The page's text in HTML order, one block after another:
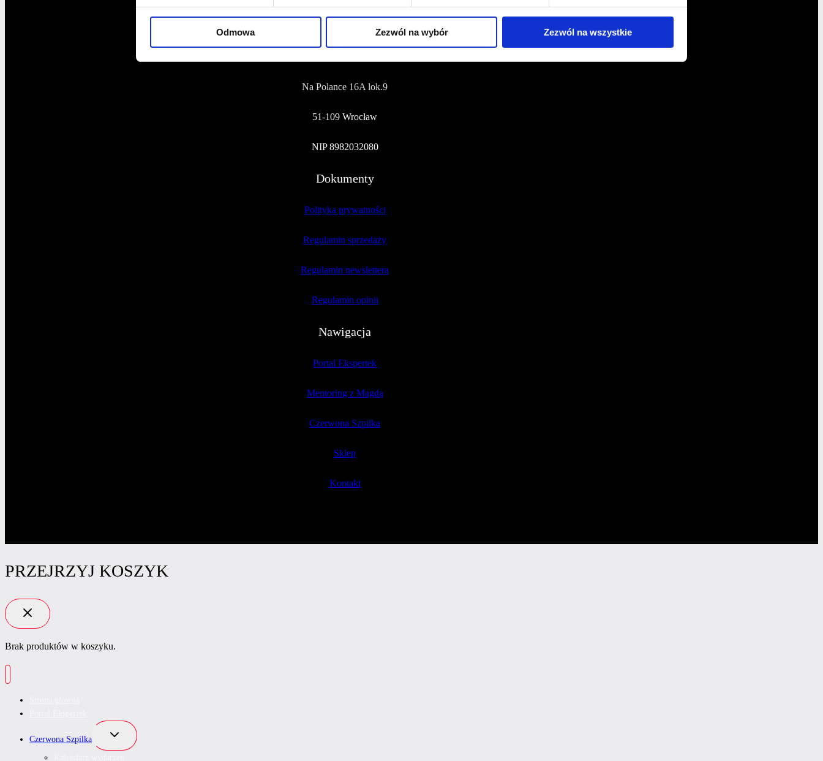
Odmowa Zezwól na wybór Zezwól na wszystkie
Na Polance 16A lok.9
51-109 Wrocław
NIP 8982032080
Dokumenty
Polityka prywatności
Regulamin sprzedaży
Regulamin newslettera
Regulamin opinii
Nawigacja
Portal Ekspertek
Mentoring z Magdą
Czerwona Szpilka
Sklep
Kontakt
PRZEJRZYJ KOSZYK
Brak produktów w koszyku.
Czerwona Szpilka
Przełącz
podrzędne